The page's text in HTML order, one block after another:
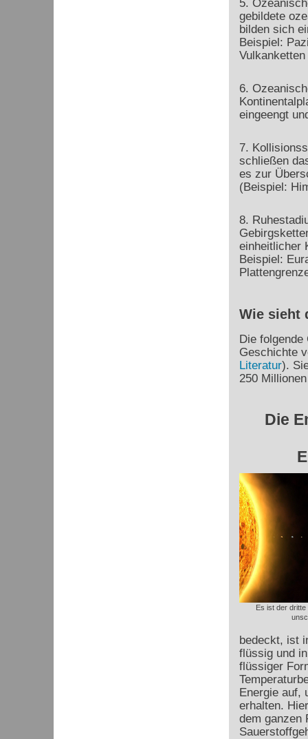
5.
gebildete
bilden sich
Beispiel:
6.
eingeengt
7.
schließen
es zur
(Beispiel:
8.
einheitlicher
Beispiel:
Wie sieht
Die
Geschichte
Literatur).
250
Die
Es ist der
bedeckt, ist
flüssig und
flüssiger
Energie auf,
erhalten.
dem ganzen